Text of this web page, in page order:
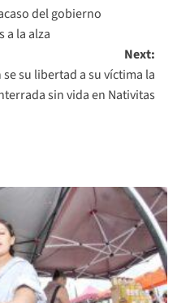
del gobierno
a la alza
Next:
su libertad a su víctima la
sin vida en Nativitas